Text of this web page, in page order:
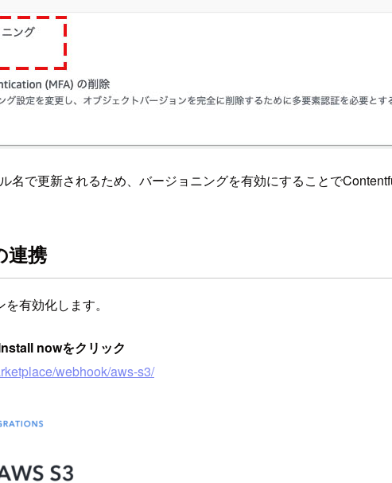
名で更新されるため、バージョニングを有効にすることで
連携
有効化します。
nowをクリック
webhook/aws-s3/